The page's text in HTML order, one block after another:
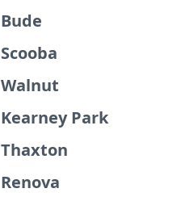
Bude
Scooba
Walnut
Kearney Park
Thaxton
Renova